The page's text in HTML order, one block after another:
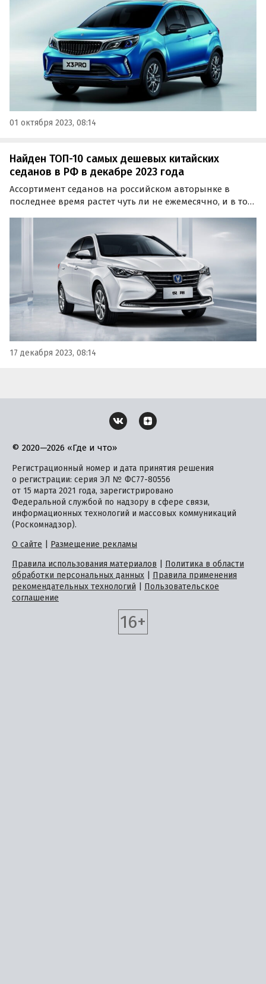
«Автоновости дня» составил свежий рейтинг самых
доступных китайских…
01 октября 2023, 08:14
Найден ТОП-10 самых дешевых китайских
седанов в РФ в декабре 2023 года
Ассортимент седанов на российском авторынке в
последнее время растет чуть ли не ежемесячно, и в том
17 декабря 2023, 08:14
© 2020—2026 «Где и что»
Регистрационный номер и дата принятия решения
о регистрации: серия ЭЛ № ФС77-80556
от 15 марта 2021 года, зарегистрировано
Федеральной службой по надзору в сфере связи,
информационных технологий и массовых коммуникаций
(Роскомнадзор).
О сайте
Размещение рекламы
Правила использования материалов
Политика в области
обработки персональных данных
Правила применения
рекомендательных технологий
Пользовательское
соглашение
16+